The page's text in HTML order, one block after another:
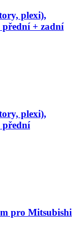
plexi),
přední + zadní
plexi),
přední
pro Mitsubishi